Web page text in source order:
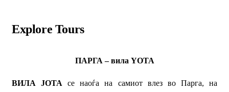
Explore Tours
ПАРГА – вила YOTA
ВИЛА ЈОТАсе наоѓа на самиот влез во Парга, на